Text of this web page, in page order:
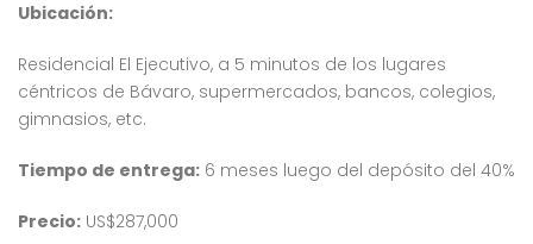
Ubicación:
Residencial El Ejecutivo, a 5 minutos de los lugares
céntricos de Bávaro, supermercados, bancos, colegios,
gimnasios, etc.
Tiempo de entrega: 6 meses luego del depósito del 40%
Precio: US$287,000